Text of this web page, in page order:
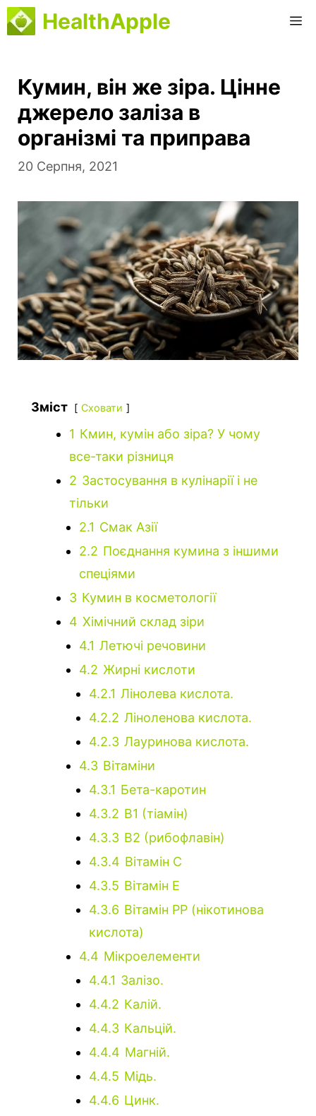
Перейти
до
HealthApple
Кумин, він же зіра. Цінне
джерело заліза в
організмі та приправа
20 Серпня, 2021
Зміст Сховати
1 Кмин, кумін або зіра? У чому
все-таки різниця
2 Застосування в кулінарії і не
тільки
2.1 Смак Азії
2.2 Поєднання кумина з іншими
спеціями
3 Кумин в косметології
4 Хімічний склад зіри
4.1 Летючі речовини
4.2 Жирні кислоти
4.2.1 Лінолева кислота.
4.2.2 Ліноленова кислота.
4.2.3 Лауринова кислота.
4.3 Вітаміни
4.3.1 Бета-каротин
4.3.2 B1 (тіамін)
4.3.3 B2 (рибофлавін)
4.3.4 Вітамін С
4.3.5 Вітамін E
4.3.6 Вітамін РР (нікотинова
кислота)
4.4 Мікроелементи
4.4.1 Залізо.
4.4.2 Калій.
4.4.3 Кальцій.
4.4.4 Магній.
4.4.5 Мідь.
4.4.6 Цинк.